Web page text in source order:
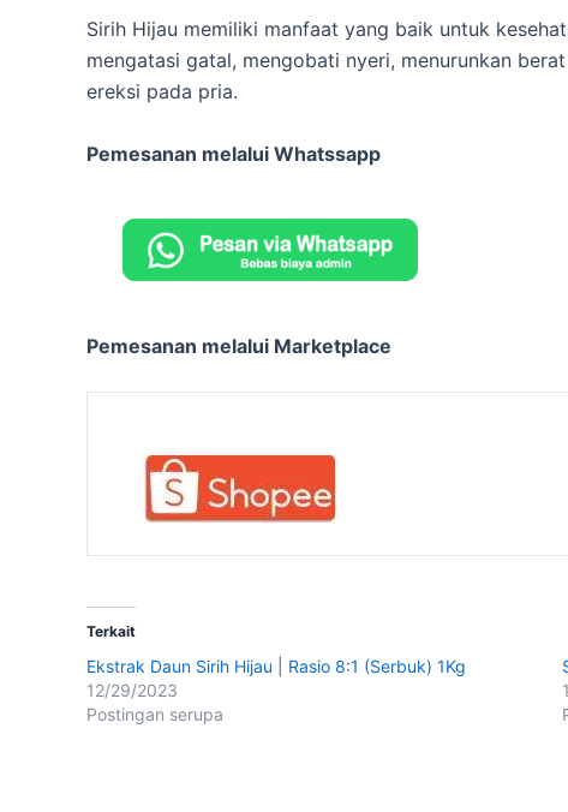
Sirih Hijau memiliki manfaat yang baik untuk
mengatasi gatal, mengobati nyeri, menurunkan
ereksi pada pria.
Pemesanan melalui Whatssapp
Pemesanan melalui Marketplace
Terkait
Ekstrak Daun Sirih Hijau | Rasio 8:1 (Serbuk) 1Kg
12/29/2023
Postingan serupa